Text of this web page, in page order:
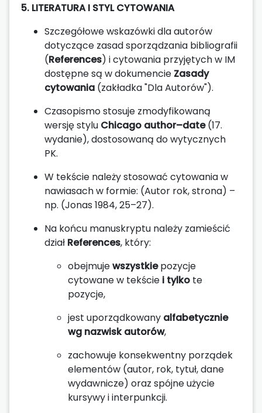
5. LITERATURA I STYL CYTOWANIA
Szczegółowe wskazówki dla autorów
dotyczące zasad sporządzania bibliografii
(References) i cytowania przyjętych w IM
dostępne są w dokumencie Zasady
cytowania (zakładka "Dla Autorów").
Czasopismo stosuje zmodyfikowaną
wersję stylu Chicago author–date(17.
wydanie), dostosowaną do wytycznych
PK.
W tekście należy stosować cytowania w
nawiasach w formie: (Autor rok, strona) –
np. (Jonas 1984, 25–27).
Na końcu manuskryptu należy zamieścić
dział References, który:
obejmujewszystkiepozycje
cytowane w tekście i tylko te
pozycje,
jest uporządkowany alfabetycznie
wg nazwisk autorów,
zachowuje konsekwentny porządek
elementów (autor, rok, tytuł, dane
wydawnicze) oraz spójne użycie
kursywy i interpunkcji.